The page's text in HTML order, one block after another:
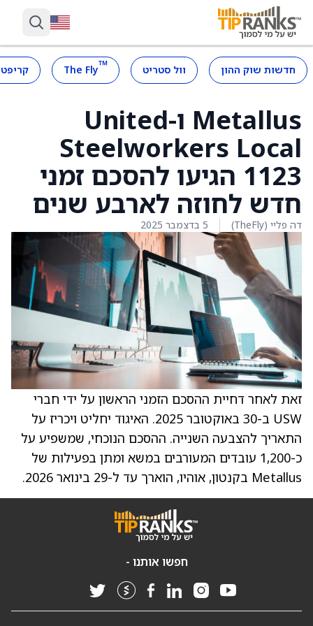
חדשות שוק ההון וול סטריט ™
The Fly
Metallus ו-United
Steelworkers Local
1123 הגיעו להסכם זמני
חדש לחוזה לארבע שנים
דה פליי (TheFly) 5 בדצמבר 2025
זאת לאחר דחיית ההסכם הזמני הראשון על ידי חברי
USW ב-30 באוקטובר 2025. האיגוד יחליט ויכריז על
התאריך להצבעה השנייה. ההסכם הנוכחי, שמשפיע על
כ-1,200 עובדים המעורבים במשא ומתן בפעילות של
Metallus בקנטון, אוהיו, הוארך עד ל-29 בינואר 2026.
חפשו אותנו -